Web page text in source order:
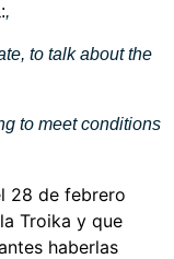
,
to talk about the
to meet conditions
28 de febrero
Troika y que
haberlas